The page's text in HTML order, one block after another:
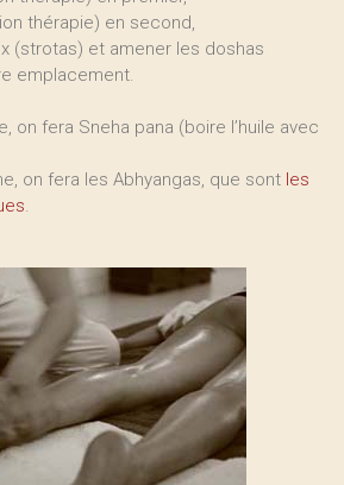
thérapie) en second,
(strotas) et amener les doshas
emplacement.
on fera Sneha pana (boire l’huile avec
on fera les Abhyangas, que sont les
.